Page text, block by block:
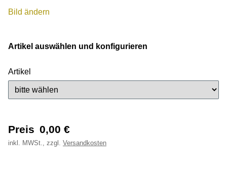
Bild ändern
Artikel auswählen und konfigurieren
Artikel
Preis 0,00 €
inkl. MWSt., zzgl. Versandkosten